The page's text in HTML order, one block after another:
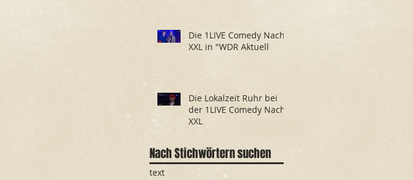
Die 1LIVE Comedy Nacht
XXL in "WDR Aktuell
Die Lokalzeit Ruhr bei
der 1LIVE Comedy Nacht
XXL
Nach Stichwörtern suchen
text